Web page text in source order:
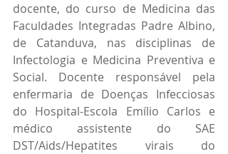
docente, do curso de Medicina das
Faculdades Integradas Padre Albino,
de Catanduva, nas disciplinas de
Infectologia e Medicina Preventiva e
Social. Docente responsável pela
enfermaria de Doenças Infecciosas
do Hospital-Escola Emílio Carlos e
médico assistente do SAE
DST/Aids/Hepatites virais do